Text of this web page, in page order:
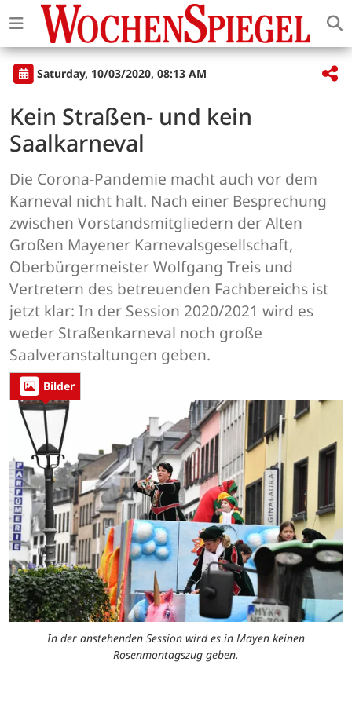
Saturday, 10/03/2020, 08:13 AM
Kein Straßen- und kein
Saalkarneval
Die Corona-Pandemie macht auch vor dem
Karneval nicht halt. Nach einer Besprechung
zwischen Vorstandsmitgliedern der Alten
Großen Mayener Karnevalsgesellschaft,
Oberbürgermeister Wolfgang Treis und
Vertretern des betreuenden Fachbereichs ist
jetzt klar: In der Session 2020/2021 wird es
weder Straßenkarneval noch große
Saalveranstaltungen geben.
Bilder
In der anstehenden Session wird es in Mayen keinen
Rosenmontagszug geben.